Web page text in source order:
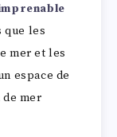
que les
mer et les
espace de
de mer